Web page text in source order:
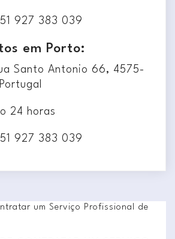
927 383 039
em Porto:
Santo Antonio 66, 4575-
24 horas
927 383 039